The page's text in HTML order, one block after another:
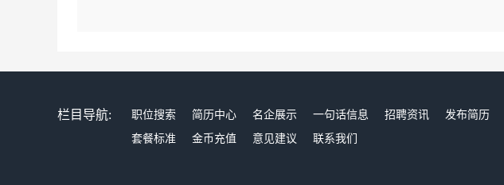
栏目导航: 职位搜索 简历中心 名企展示 一句话信息 招聘资讯 发布简历
套餐标准
金币充值 意见建议 联系我们